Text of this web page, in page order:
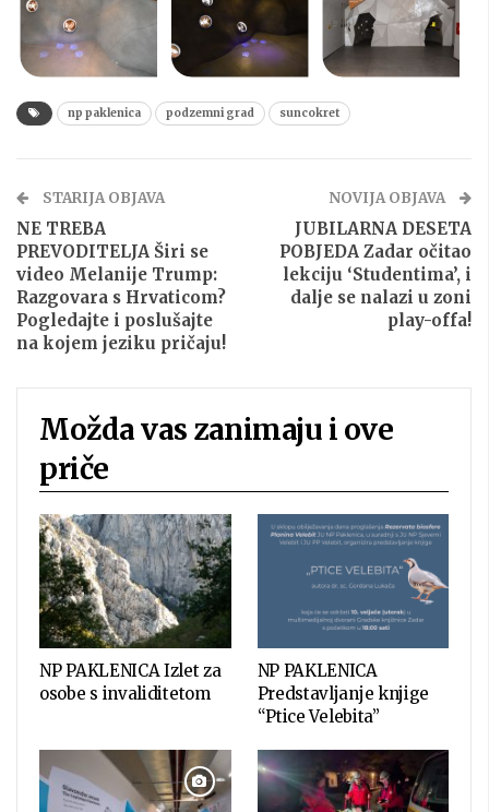
np paklenica podzemni grad suncokret
STARIJA OBJAVA
NE TREBA
PREVODITELJA Širi se
video Melanije Trump:
Razgovara s Hrvaticom?
Pogledajte i poslušajte
na kojem jeziku pričaju!
NOVIJA OBJAVA
JUBILARNA DESETA
POBJEDA Zadar očitao
lekciju ‘Studentima’, i
dalje se nalazi u zoni
play-offa!
Možda vas zanimaju i ove
priče
NP PAKLENICA Izlet za
osobe s invaliditetom
NP PAKLENICA
Predstavljanje knjige
“Ptice Velebita”